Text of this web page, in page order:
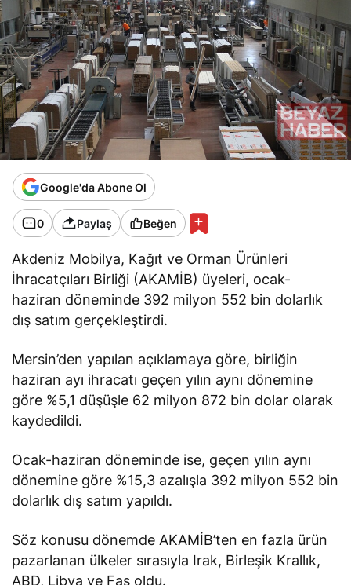
Google'da Abone Ol
0 Paylaş Beğen
Akdeniz Mobilya, Kağıt ve Orman Ürünleri
İhracatçıları Birliği (AKAMİB) üyeleri, ocak-
haziran döneminde 392 milyon 552 bin dolarlık
dış satım gerçekleştirdi.
Mersin’den yapılan açıklamaya göre, birliğin
haziran ayı ihracatı geçen yılın aynı dönemine
göre %5,1 düşüşle 62 milyon 872 bin dolar olarak
kaydedildi.
Ocak-haziran döneminde ise, geçen yılın aynı
dönemine göre %15,3 azalışla 392 milyon 552 bin
dolarlık dış satım yapıldı.
Söz konusu dönemde AKAMİB’ten en fazla ürün
pazarlanan ülkeler sırasıyla Irak, Birleşik Krallık,
ABD, Libya ve Fas oldu.